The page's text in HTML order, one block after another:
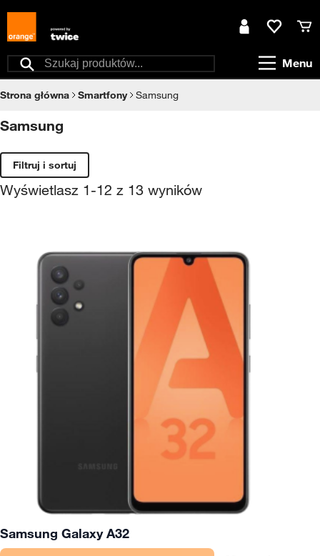
Przejdź do treści
Menu
Szukaj
Moje kontoUlubione
Strona główna Smartfony Samsung
Samsung
Filtruj i sortuj
Wyświetlasz 1-12 z 13 wyników
Samsung Galaxy A32